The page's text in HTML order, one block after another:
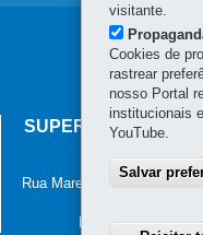
principal
Rua Marechal Deodoro,
Horário de
visitante.
Cookies de
rastrear
nosso Portal
institucionais
YouTube.
Salvar